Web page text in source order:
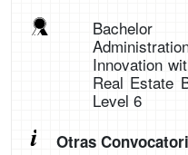
Innovation
Real Estate
Level 6
Otras